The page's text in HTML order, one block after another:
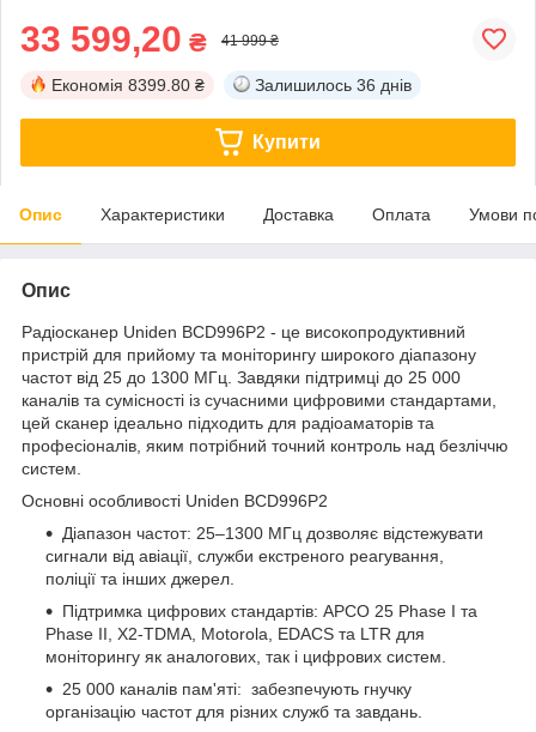
33 599,20 ₴ 41 999 ₴
Економія 8399.80 ₴ Залишилось 36 днів
Купити
Опис Характеристики Доставка Оплата Умови
Опис
Радіосканер Uniden BCD996P2 - це високопродуктивний
пристрій для прийому та моніторингу широкого діапазону
частот від 25 до 1300 МГц. Завдяки підтримці до 25 000
каналів та сумісності із сучасними цифровими стандартами,
цей сканер ідеально підходить для радіоаматорів та
професіоналів, яким потрібний точний контроль над безліччю
систем.
Основні особливості Uniden BCD996P2
Діапазон частот: 25–1300 МГц дозволяє відстежувати
сигнали від авіації, служби екстреного реагування,
поліції та інших джерел.
Підтримка цифрових стандартів: APCO 25 Phase I та
Phase II, X2-TDMA, Motorola, EDACS та LTR для
моніторингу як аналогових, так і цифрових систем.
25 000 каналів пам'яті: забезпечують гнучку
організацію частот для різних служб та завдань.